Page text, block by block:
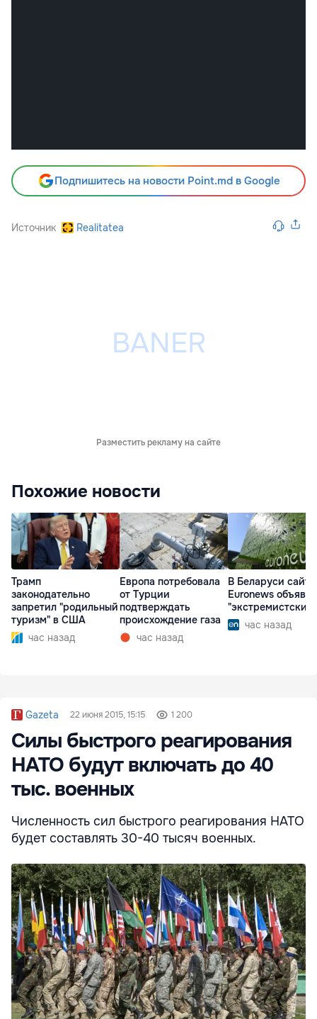
Подпишитесь на новости Point.md в Google
Источник Realitatea
Разместить рекламу на сайте
Похожие новости
Трамп
законодательно
запретил "родильный
туризм" в США
час назад
Европа потребовала
от Турции
подтверждать
происхождение газа
час назад
В Беларуси сайт
Euronews
"экстремистским"
час назад
Gazeta 22 июня 2015, 15:15 1 200
Силы быстрого реагирования
НАТО будут включать до 40
тыс. военных
Численность сил быстрого реагирования НАТО
будет составлять 30-40 тысяч военных.